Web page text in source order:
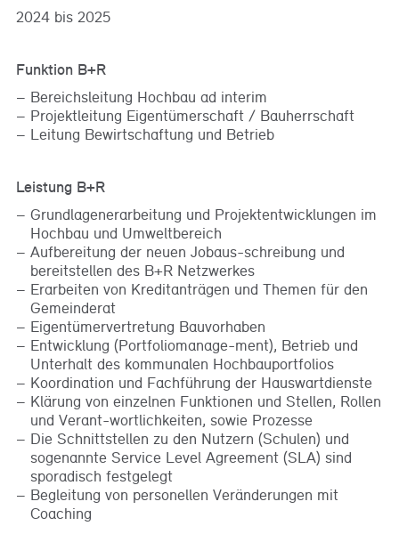
2024 bis 2025
Funktion B+R
Bereichsleitung Hochbau ad interim
Projektleitung Eigentümerschaft / Bauherrschaft
Leitung Bewirtschaftung und Betrieb
Leistung B+R
Grundlagenerarbeitung und Projektentwicklungen im
Hochbau und Umweltbereich
Aufbereitung der neuen Jobaus-schreibung und
bereitstellen des B+R Netzwerkes
Erarbeiten von Kreditanträgen und Themen für den
Gemeinderat
Eigentümervertretung Bauvorhaben
Entwicklung (Portfoliomanage-ment), Betrieb und
Unterhalt des kommunalen Hochbauportfolios
Koordination und Fachführung der Hauswartdienste
Klärung von einzelnen Funktionen und Stellen, Rollen
und Verant-wortlichkeiten, sowie Prozesse
Die Schnittstellen zu den Nutzern (Schulen) und
sogenannte Service Level Agreement (SLA) sind
sporadisch festgelegt
Begleitung von personellen Veränderungen mit
Coaching